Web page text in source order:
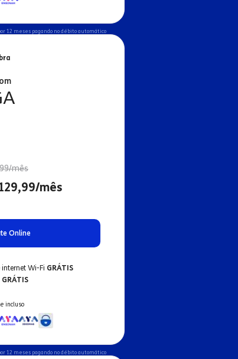
12 meses pagando no débito automático
mês
mês
Online
Wi-Fi GRÁTIS
GRÁTIS
incluso
12 meses pagando no débito automático